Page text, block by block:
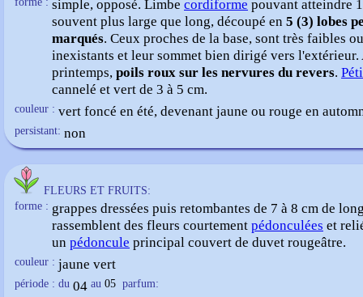
simple, opposé. Limbe cordiforme pouvant atteindre
souvent plus large que long, découpé en 5 (3) lobes
marqués. Ceux proches de la base, sont très faibles ou
inexistants et leur sommet bien dirigé vers l'extérieur.
printemps, poils roux sur les nervures du revers.
cannelé et vert de 3 à 5 cm.
couleur : vert foncé en été, devenant jaune ou rouge en
persistant: non
FLEURS ET FRUITS:
forme : grappes dressées puis retombantes de 7 à 8 cm de
rassemblent des fleurs courtement pédonculées et
un pédoncule principal couvert de duvet rougeâtre.
couleur : jaune vert
période : du 04 au 05 parfum: